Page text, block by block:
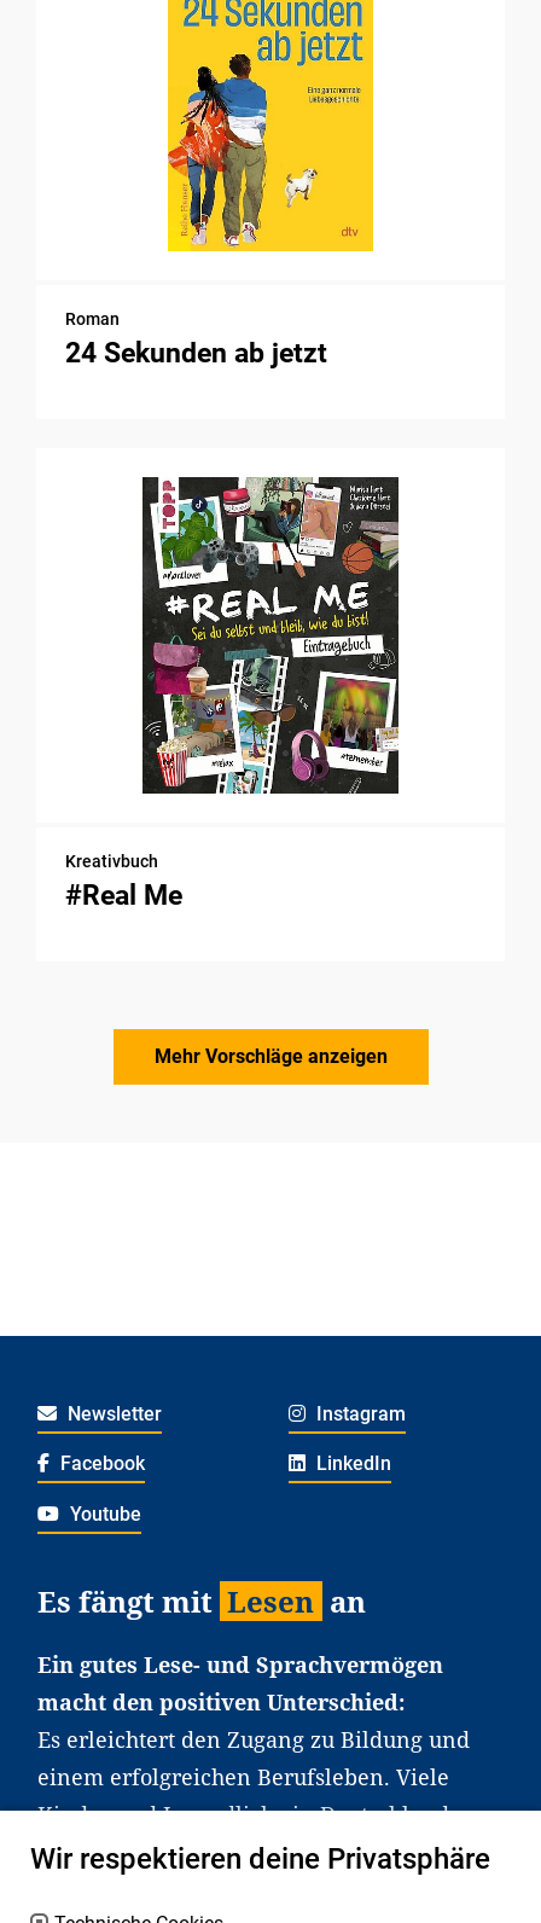
Roman
24 Sekunden ab jetzt
Kreativbuch
#Real Me
Mehr Vorschläge anzeigen
Newsletter Instagram
Facebook LinkedIn
Youtube
Es fängt mit Lesen an
Ein gutes Lese- und Sprachvermögen
macht den positiven Unterschied:
Es erleichtert den Zugang zu Bildung und
einem erfolgreichen Berufsleben. Viele
Kinder und Jugendliche in Deutschland
haben aber große Schwierigkeiten dabei.
Wir respektieren deine Privatsphäre